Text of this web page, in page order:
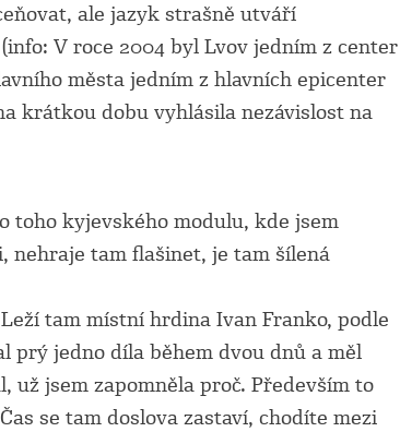
ale jazyk strašně utváří
V roce 2004 byl Lvov jedním z center
města jedním z hlavních epicenter
krátkou dobu vyhlásila nezávislost na
toho kyjevského modulu, kde jsem
nehraje tam flašinet, je tam šílená
tam místní hrdina Ivan Franko, podle
prý jedno díla během dvou dnů a měl
už jsem zapomněla proč. Především to
se tam doslova zastaví, chodíte mezi